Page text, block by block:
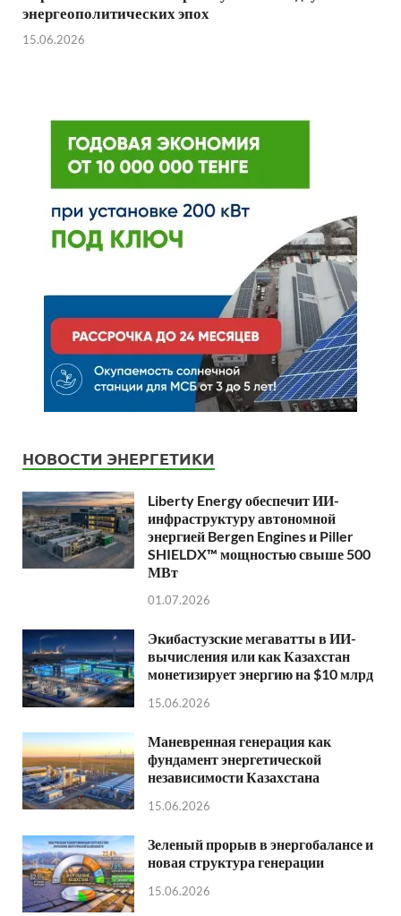
энергеополитических эпох
15.06.2026
НОВОСТИ ЭНЕРГЕТИКИ
Liberty Energy обеспечит ИИ-
инфраструктуру автономной
энергией Bergen Engines и Piller
SHIELDX™ мощностью свыше 500
МВт
01.07.2026
Экибастузские мегаватты в ИИ-
вычисления или как Казахстан
монетизирует энергию на $10 млрд
15.06.2026
Маневренная генерация как
фундамент энергетической
независимости Казахстана
15.06.2026
Зеленый прорыв в энергобалансе и
новая структура генерации
15.06.2026